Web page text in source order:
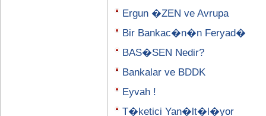
Ergun �ZEN ve Avrupa
Bir Bankac�n�n Feryad�
BAS�SEN Nedir?
Bankalar ve BDDK
Eyvah !
T�ketici Yan�lt�l�yor